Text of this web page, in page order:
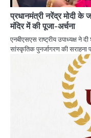
प्रधानमंत्री नरेंद्र मोदी के
मंदिर में की पूजा-अर्चना
एनबीएसएस राष्ट्रीय उपाध्यक्ष ने
सांस्कृतिक पुनर्जागरण की सराहना